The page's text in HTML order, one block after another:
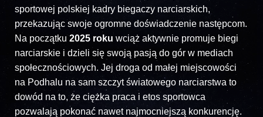
sportowej polskiej kadry biegaczy narciarskich,
przekazując swoje ogromne doświadczenie następcom.
Na początku2025 roku wciąż aktywnie promuje biegi
narciarskie i dzieli się swoją pasją do gór w mediach
społecznościowych. Jej droga od małej miejscowości
na Podhalu na sam szczyt światowego narciarstwa to
dowód na to, że ciężka praca i etos sportowca
pozwalają pokonać nawet najmocniejszą konkurencję.